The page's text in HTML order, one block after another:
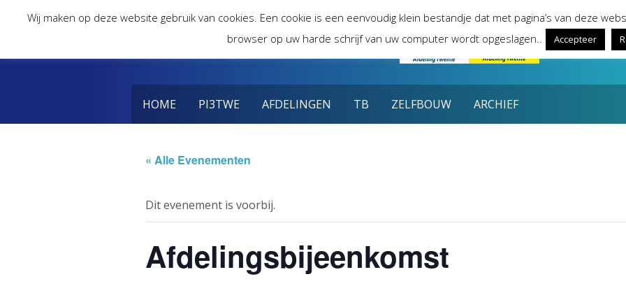
HOME PI3TWE AFDELINGEN TB ZELFBOUW ARCHIEF
« Alle Evenementen
Dit evenement is voorbij.
Afdelingsbijeenkomst
Wij maken op deze website gebruik van cookies. Een cookie is een eenvoudig klein bestandje dat met pagina’s van deze
browser op uw harde schrijf van uw computer wordt opgeslagen..
Accepteer